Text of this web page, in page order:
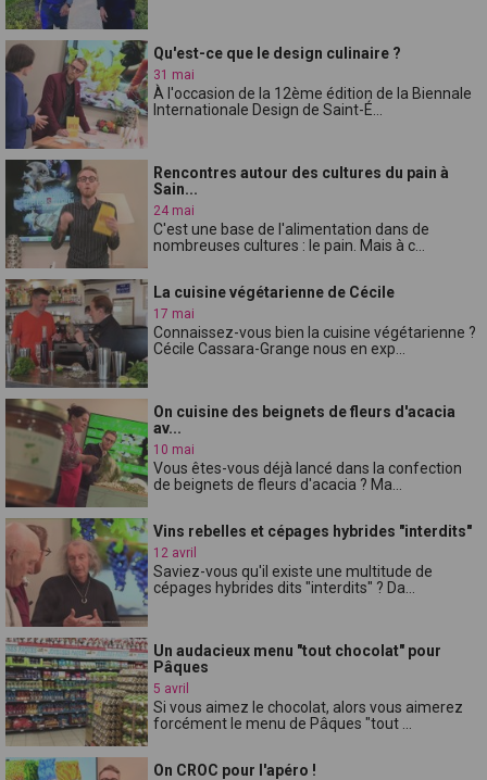
Qu'est-ce que le design culinaire ?
31 mai
À l'occasion de la 12ème édition de la Biennale
Internationale Design de Saint-É...
Rencontres autour des cultures du pain à
Sain...
24 mai
C'est une base de l'alimentation dans de
nombreuses cultures : le pain. Mais à c...
La cuisine végétarienne de Cécile
17 mai
Connaissez-vous bien la cuisine végétarienne ?
Cécile Cassara-Grange nous en exp...
On cuisine des beignets de fleurs d'acacia
av...
10 mai
Vous êtes-vous déjà lancé dans la confection
de beignets de fleurs d'acacia ? Ma...
Vins rebelles et cépages hybrides "interdits"
12 avril
Saviez-vous qu'il existe une multitude de
cépages hybrides dits "interdits" ? Da...
Un audacieux menu "tout chocolat" pour
Pâques
5 avril
Si vous aimez le chocolat, alors vous aimerez
forcément le menu de Pâques "tout ...
On CROC pour l'apéro !